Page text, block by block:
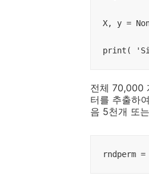
X, y =
print(
전체 70,000
터를 추출하
음 5천개 또